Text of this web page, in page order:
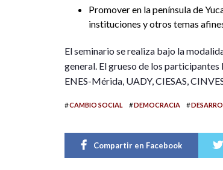
Promover en la península de
instituciones y otros temas
El seminario se realiza bajo la
general. El grueso de los
ENES-Mérida, UADY, CIESAS,
#CAMBIO SOCIAL #DEMOCRACIA #
Compartir en Facebook